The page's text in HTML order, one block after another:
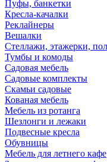
Пуфы, банкетки
Кресла-качалки
Реклайнеры
Вешалки
Стеллажи, этажерки,
Тумбы и комоды
Садовая мебель
Садовые комплекты
Скамьи садовые
Кованая мебель
Мебель из ротанга
Шезлонги и лежаки
Подвесные кресла
Обувницы
Мебель для летнего кафе